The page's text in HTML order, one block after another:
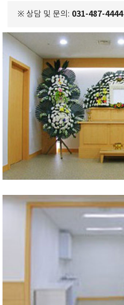
※ 상담 및 문의: 031-487-4444